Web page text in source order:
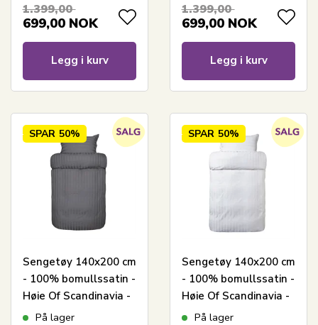
1.399,00
699,00 NOK
Legg i kurv
1.399,00
699,00 NOK
Legg i kurv
SPAR 50%
Sengetøy 140x200 cm
- 100% bomullssatin -
Høie Of Scandinavia -
London Grå
På lager
SPAR 50%
Sengetøy 140x200 cm
- 100% bomullssatin -
Høie Of Scandinavia -
London Hvit
På lager